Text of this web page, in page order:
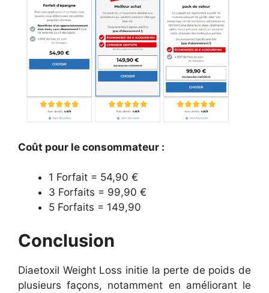
Coût pour le consommateur :
1 Forfait = 54,90 €
3 Forfaits = 99,90 €
5 Forfaits = 149,90
Conclusion
Diaetoxil Weight Loss initie la perte de poids de
plusieurs façons, notamment en améliorant le